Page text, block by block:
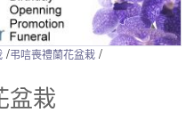
/弔唁喪禮蘭花盆栽 /
盆栽